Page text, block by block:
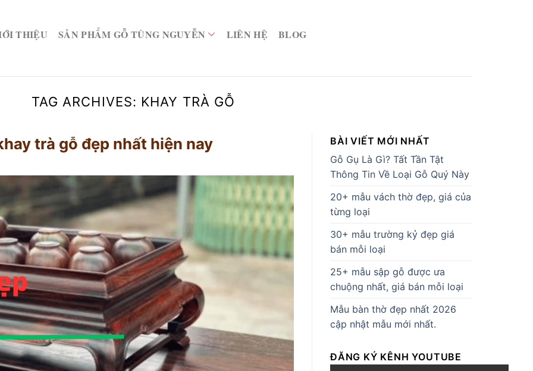
THIỆU SẢN PHẨM GỖ TÙNG NGUYỄN LIÊN HỆ BLOG
TAG ARCHIVES: KHAY TRÀ GỖ
trà gỗ đẹp nhất hiện nay
BÀI VIẾT MỚI NHẤT
Gỗ Gụ Là Gì? Tất Tần Tật
Thông Tin Về Loại Gỗ Quý Này
20+ mẫu vách thờ đẹp, giá của
từng loại
30+ mẫu trường kỷ đẹp giá
bán mỗi loại
25+ mẫu sập gỗ được ưa
chuộng nhất, giá bán mỗi loại
Mẫu bàn thờ đẹp nhất 2026
cập nhật mẫu mới nhất.
ĐĂNG KÝ KÊNH YOUTUBE